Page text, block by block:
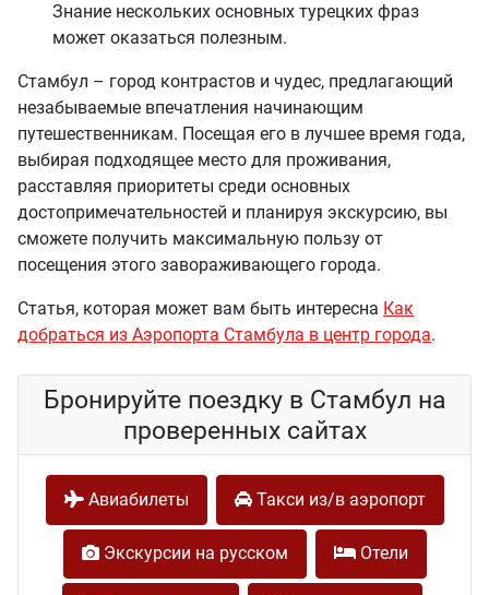
Знание нескольких основных турецких фраз
может оказаться полезным.
Стамбул – город контрастов и чудес, предлагающий
незабываемые впечатления начинающим
путешественникам. Посещая его в лучшее время года,
выбирая подходящее место для проживания,
расставляя приоритеты среди основных
достопримечательностей и планируя экскурсию, вы
сможете получить максимальную пользу от
посещения этого завораживающего города.
Статья, которая может вам быть интересна Как
добраться из Аэропорта Стамбула в центр города.
Бронируйте поездку в Стамбул на
проверенных сайтах
Авиабилеты Такси из/в аэропорт
Экскурсии на русском Отели